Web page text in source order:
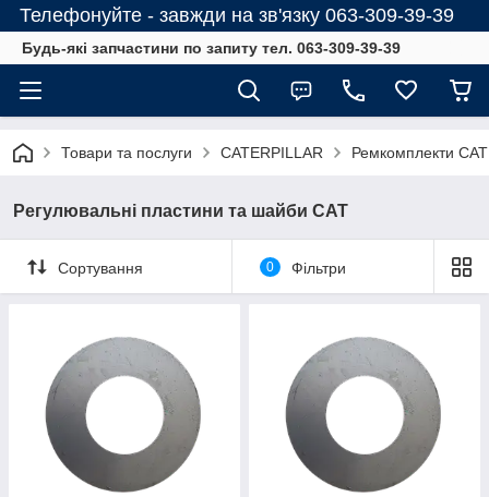
Телефонуйте - завжди на зв'язку 063-309-39-39
Будь-які запчастини по запиту тел. 063-309-39-39
Товари та послуги CATERPILLAR Ремкомплекти CAT
Регулювальні пластини та шайби CAT
Сортування 0 Фільтри